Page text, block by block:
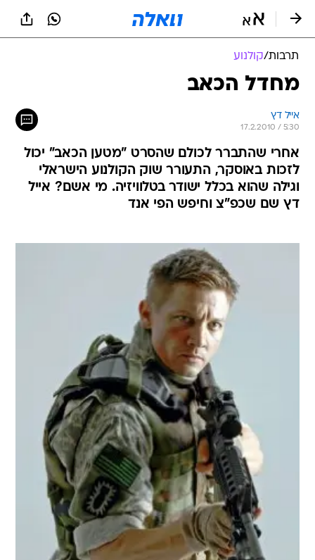
תרבות/קולנוע
מחדל הכאב
אייל דץ
17.2.2010 / 5:30
אחרי שהתברר לכולם שהסרט "מטען הכאב" יכול
לזכות באוסקר, התעורר שוק הקולנוע הישראלי
וגילה שהוא בכלל ישודר בטלוויזיה. מי אשם? אייל
דץ שם שכפ"צ וחיפש הפי אנד